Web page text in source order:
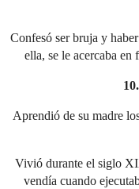
Confesó ser bruja y
ella, se le acercaba en
Aprendió de su madre
Vivió durante el siglo
vendía cuando